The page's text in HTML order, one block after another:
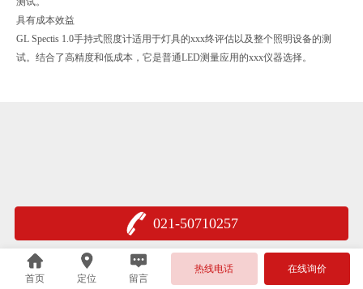
具有成本效益
GL Spectis 1.0手持式照度计适用于灯具的xxx终评估以及整个照明设备的测
试。结合了高精度和低成本，它是普通LED测量应用的xxx仪器选择。
021-50710257
首页 定位 留言
热线电话 在线询价